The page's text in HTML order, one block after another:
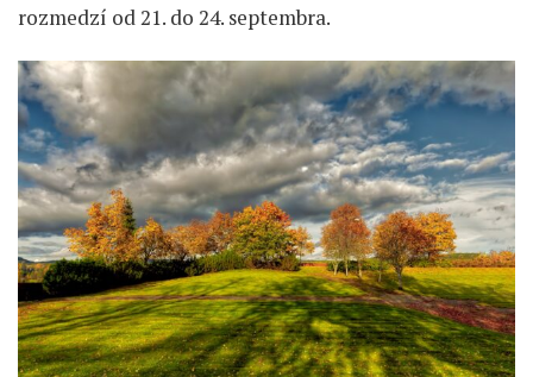
rozmedzí od 21. do 24. septembra.